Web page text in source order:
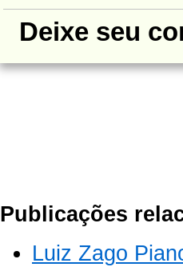
Deixe seu
Publicações
Luiz Zago